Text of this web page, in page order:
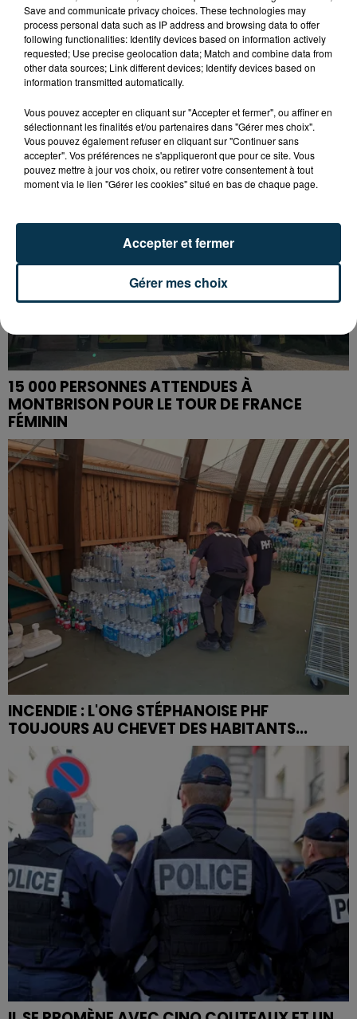
SAINT-ETIENNE : UN ENFANT DÉCÈDE APRÈS
15 000 PERSONNES ATTENDUES À
MONTBRISON POUR LE TOUR DE FRANCE
FÉMININ
INCENDIE : L'ONG STÉPHANOISE PHF
TOUJOURS AU CHEVET DES HABITANTS...
Save and communicate privacy choices. These technologies may
process personal data such as IP address and browsing data to offer
following functionalities: Identify devices based on information actively
requested; Use precise geolocation data; Match and combine data from
other data sources; Link different devices; Identify devices based on
information transmitted automatically.
Vous pouvez accepter en cliquant sur "Accepter et fermer", ou affiner en
sélectionnant les finalités et/ou partenaires dans "Gérer mes choix".
Vous pouvez également refuser en cliquant sur "Continuer sans
accepter". Vos préférences ne s'appliqueront que pour ce site. Vous
pouvez mettre à jour vos choix, ou retirer votre consentement à tout
moment via le lien "Gérer les cookies" situé en bas de chaque page.
Gérer mes choix
Accepter et fermer